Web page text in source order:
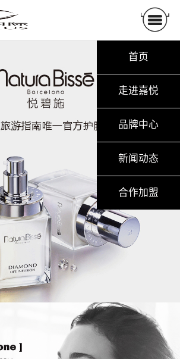
首页
走进嘉悦
品牌中心
新闻动态
合作加盟